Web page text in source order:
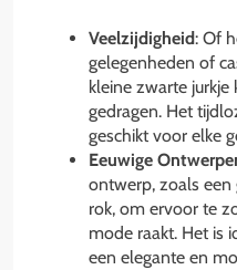
Veelzijdigheid: Of
gelegenheden of
kleine zwarte jurkje
gedragen. Het
geschikt voor elke
Eeuwige
ontwerp, zoals
rok, om ervoor te
mode raakt. Het is
een elegante en